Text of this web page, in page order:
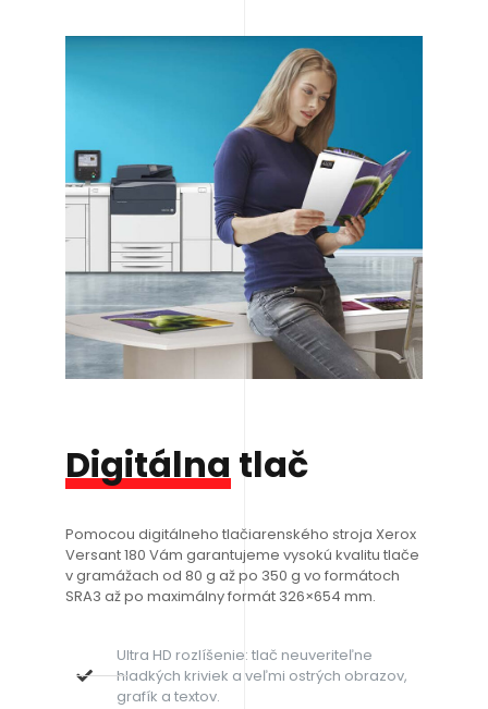
Digitálnatlač
Pomocou digitálneho tlačiarenského stroja Xerox
Versant 180 Vám garantujeme vysokú kvalitu tlače
v gramážach od 80 g až po 350 g vo formátoch
SRA3 až po maximálny formát 326×654 mm.
Ultra HD rozlíšenie: tlač neuveriteľne
hladkých kriviek a veľmi ostrých obrazov,
grafík a textov.